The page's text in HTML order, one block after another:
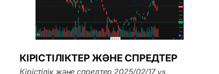
КІРІСТІЛІКТЕР ЖӘНЕ СПРЕДТЕР
Кірістілік және спредтер 2025/02/17 vs